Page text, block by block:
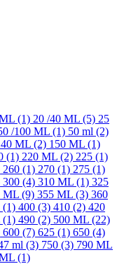
(1) 20 /40 ML (5) 25
/100 ML (1) 50 ml (2)
ML (2) 150 ML (1)
(1) 220 ML (2) 225 (1)
260 (1) 270 (1) 275 (1)
300 (4) 310 ML (1) 325
ML (9) 355 ML (3) 360
(1) 400 (3) 410 (2) 420
(1) 490 (2) 500 ML (22)
600 (7) 625 (1) 650 (4)
ml (3) 750 (3) 790 ML
(1)